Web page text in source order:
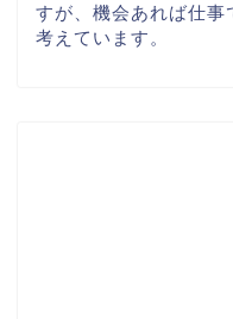
すが、機会あれば仕事
考えています。